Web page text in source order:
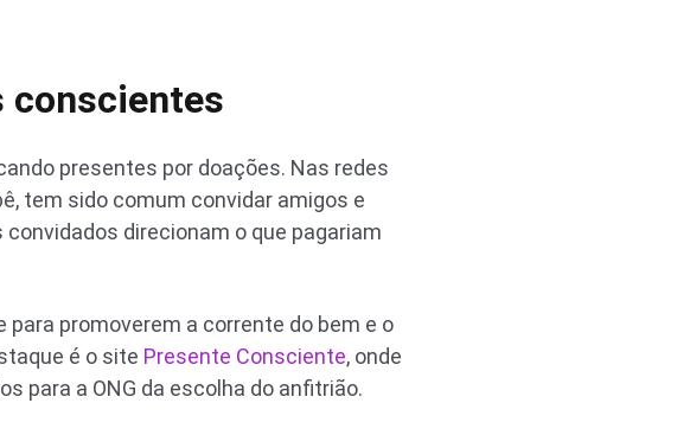
conscientes
presentes por doações. Nas redes
tem sido comum convidar amigos e
direcionam o que pagariam
promoverem a corrente do bem e o
é o site Presente Consciente, onde
para a ONG da escolha do anfitrião.